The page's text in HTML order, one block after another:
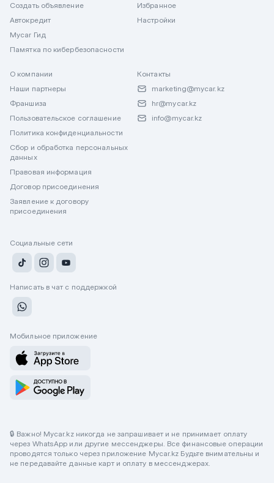
Создать объявление
Автокредит
Mycar Гид
Памятка по кибербезопасности
Избранное
Настройки
О компании
Наши партнеры
Франшиза
Пользовательское соглашение
Политика конфиденциальности
Сбор и обработка персональных
данных
Правовая информация
Договор присоединения
Заявление к договору
присоединения
Контакты
marketing@mycar.kz
hr@mycar.kz
info@mycar.kz
Социальные сети
Написать в чат с поддержкой
Мобильное приложение
🔒 Важно! Mycar.kz никогда не запрашивает и не принимает оплату
через WhatsApp или другие мессенджеры. Все финансовые операции
проводятся только через приложение Mycar.kz Будьте внимательны и
не передавайте данные карт и оплату в мессенджерах.